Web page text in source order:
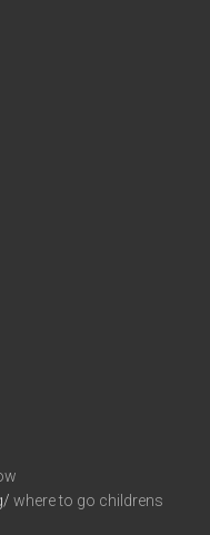
where to go childrens